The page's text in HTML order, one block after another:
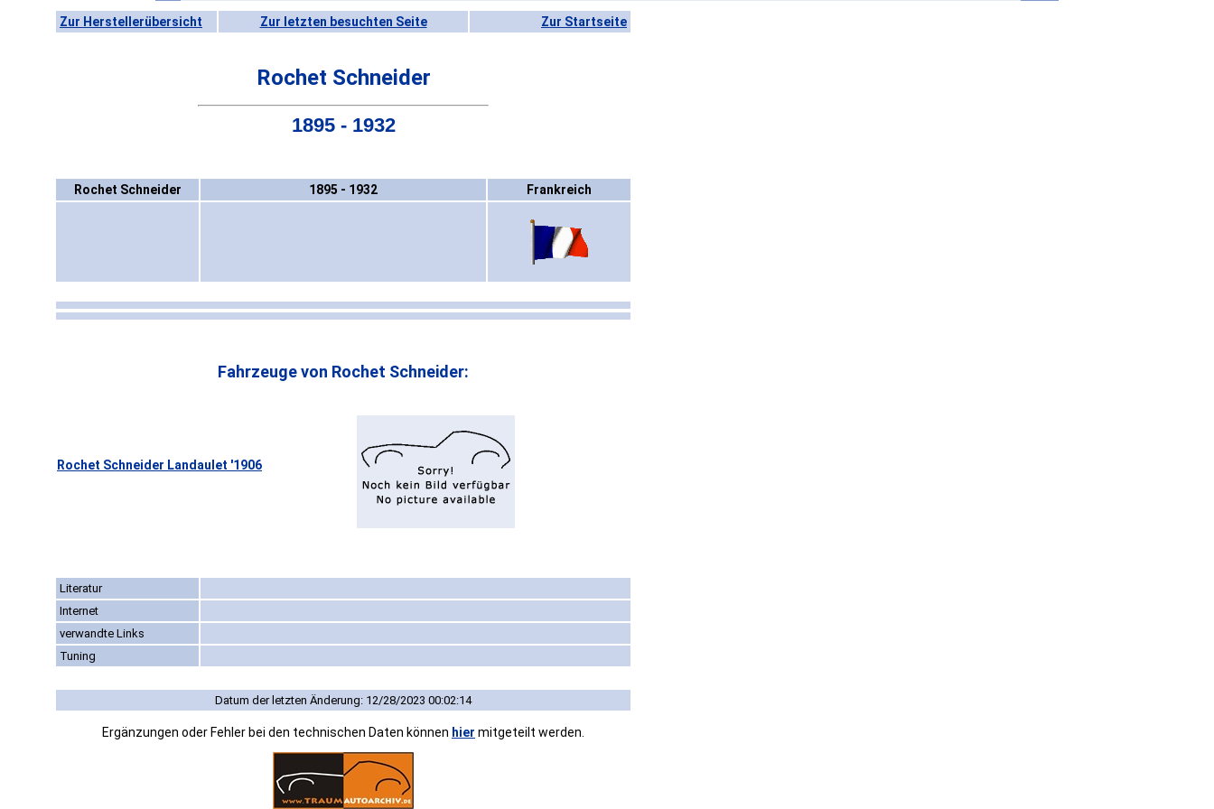
Zur Herstellerübersicht Zur letzten besuchten Seite Zur Startseite
Rochet Schneider
1895 - 1932
Rochet Schneider 1895 - 1932 Frankreich
Fahrzeuge von Rochet Schneider:
Rochet Schneider Landaulet '1906
Literatur
Internet
verwandte Links
Tuning
Datum der letzten Änderung: 12/28/2023 00:02:14
Ergänzungen oder Fehler bei den technischen Daten können hier mitgeteilt werden.